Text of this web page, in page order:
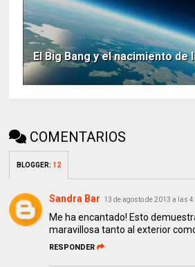
El Big Bang y el nacimiento de
COMENTARIOS
BLOGGER: 12
Sandra Bar 13 de agosto de 2013 a las
Me ha encantado! Esto
maravillosa tanto al exterior
RESPONDER